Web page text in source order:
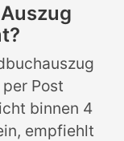
Post
binnen 4
empfiehlt